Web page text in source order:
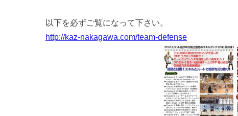
以下を必ずご覧になって下さい。
http://kaz-nakagawa.com/team-defense